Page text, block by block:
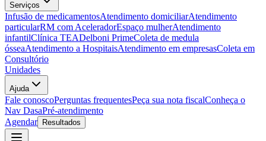
Serviços
Infusão de medicamentosAtendimento domiciliarAtendimento
particularRM com AceleradorEspaço mulherAtendimento
infantilClínica TEADelboni PrimeColeta de medula
ósseaAtendimento a HospitaisAtendimento em empresasColeta em
Consultório
Unidades
Ajuda
Fale conoscoPerguntas frequentesPeça sua nota fiscalConheça o
Nav DasaPré-atendimento
Agendar
Resultados